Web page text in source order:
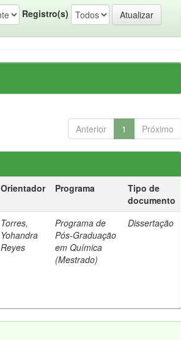
Registro(s)
Anterior 1 Próximo
Orientador Programa
Tipo de
documento
Torres,
Yohandra
Reyes
Programa de
Pós-Graduação
em Química
(Mestrado)
Dissertação